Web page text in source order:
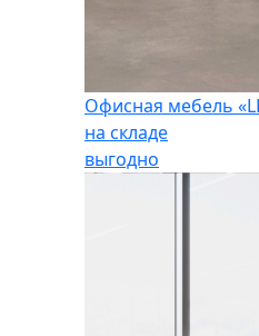
Офисная мебель
на складе
выгодно